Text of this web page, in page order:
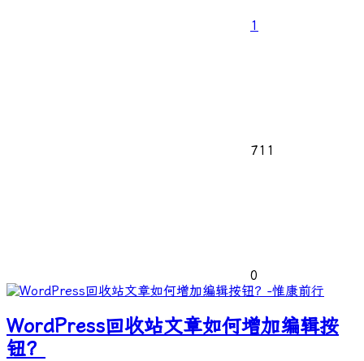
1
711
0
WordPress回收站文章如何增加编辑按
钮？